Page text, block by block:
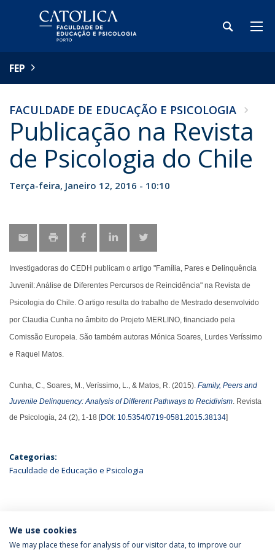
FEP
FACULDADE DE EDUCAÇÃO E PSICOLOGIA
Publicação na Revista
de Psicologia do Chile
Terça-feira, Janeiro 12, 2016 - 10:10
Investigadoras do CEDH publicam o artigo "Família, Pares e Delinquência
Juvenil: Análise de Diferentes Percursos de Reincidência" na Revista de
Psicologia do Chile. O artigo resulta do trabalho de Mestrado desenvolvido
por Claudia Cunha no âmbito do Projeto MERLINO, financiado pela
Comissão Europeia. São também autoras Mónica Soares, Lurdes Veríssimo
e Raquel Matos.
Cunha, C., Soares, M., Veríssimo, L., & Matos, R. (2015). Family, Peers and
Juvenile Delinquency: Analysis of Different Pathways to Recidivism. Revista
de Psicología, 24 (2), 1-18 [DOI: 10.5354/0719-0581.2015.38134]
Categorias:
Faculdade de Educação e Psicologia
ÚLTIMAS NOTÍCIAS
We use cookies
We may place these for analysis of our visitor data, to improve our